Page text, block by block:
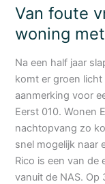
Van foute
woning
Na een half jaar
komt er groen
aanmerking voor
Eerst 010. Wonen
nachtopvang zo
snel mogelijk naar
Rico is een van de
vanuit de NAS. Op